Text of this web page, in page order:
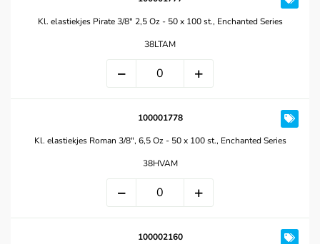
Kl. elastiekjes Pirate 3/8" 2,5 Oz - 50 x 100 st., Enchanted Series
38LTAM
100001778
Kl. elastiekjes Roman 3/8", 6,5 Oz - 50 x 100 st., Enchanted Series
38HVAM
100002160